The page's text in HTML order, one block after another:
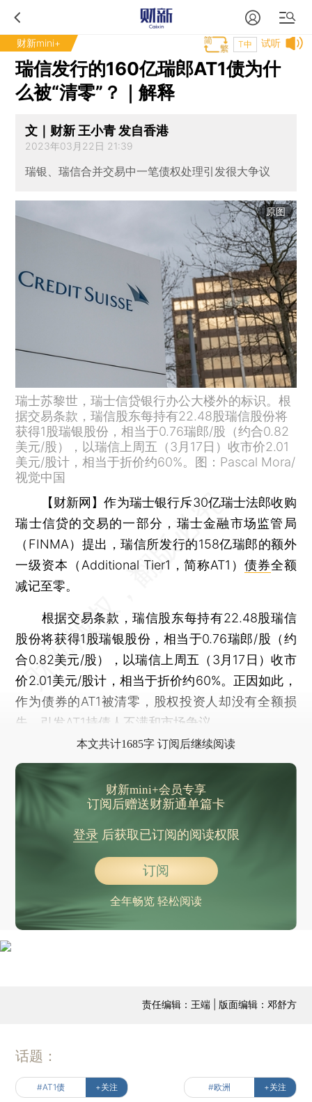
财新mini+ 试听
T中
瑞信发行的160亿瑞郎AT1债为什
么被“清零”？｜解释
文｜财新 王小青 发自香港
2023年03月22日 21:39
瑞银、瑞信合并交易中一笔债权处理引发很大争议
原图
瑞士苏黎世，瑞士信贷银行办公大楼外的标识。根
据交易条款，瑞信股东每持有22.48股瑞信股份将
获得1股瑞银股份，相当于0.76瑞郎/股（约合0.82
美元/股），以瑞信上周五（3月17日）收市价2.01
美元/股计，相当于折价约60%。图：Pascal Mora/
视觉中国
【财新网】作为瑞士银行斥30亿瑞士法郎收购
瑞士信贷的交易的一部分，瑞士金融市场监管局
（FINMA）提出，瑞信所发行的158亿瑞郎的额外
一级资本（Additional Tier1，简称AT1） 债券全额
减记至零。
根据交易条款，瑞信股东每持有22.48股瑞信
股份将获得1股瑞银股份，相当于0.76瑞郎/股（约
合0.82美元/股），以瑞信上周五（3月17日）收市
价2.01美元/股计，相当于折价约60%。正因如此，
作为债券的AT1被清零，股权投资人却没有全额损
失，引发AT1持债人不满和市场争议。
本文共计1685字 订阅后继续阅读
财新mini+会员专享
订阅后赠送财新通单篇卡
登录后获取已订阅的阅读权限
订阅
全年畅览 轻松阅读
责任编辑：王端 | 版面编辑：邓舒方
话题：
#AT1债 +关注 #欧洲 +关注